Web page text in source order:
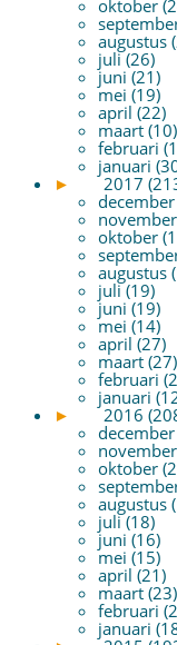
oktober
augustus
juli (26)
juni (21)
mei (19)
april (22)
maart (10)
februari
januari
►
2017
oktober
augustus
juli (19)
juni (19)
mei (14)
april (27)
maart (27)
februari
januari
►
2016
oktober
augustus
juli (18)
juni (16)
mei (15)
april (21)
maart (23)
februari
januari